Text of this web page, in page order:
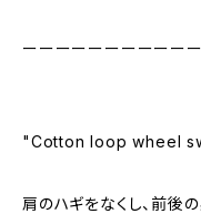
ーーーーーーーーーー
"Cotton loop wheel
肩のハギをなくし、前後